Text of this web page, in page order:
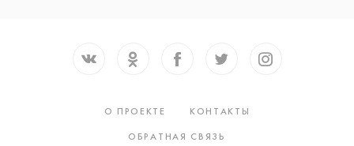
О ПРОЕКТЕ
КОНТАКТЫ
ОБРАТНАЯ СВЯЗЬ